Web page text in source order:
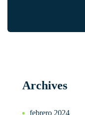
Archives
febrero 2024